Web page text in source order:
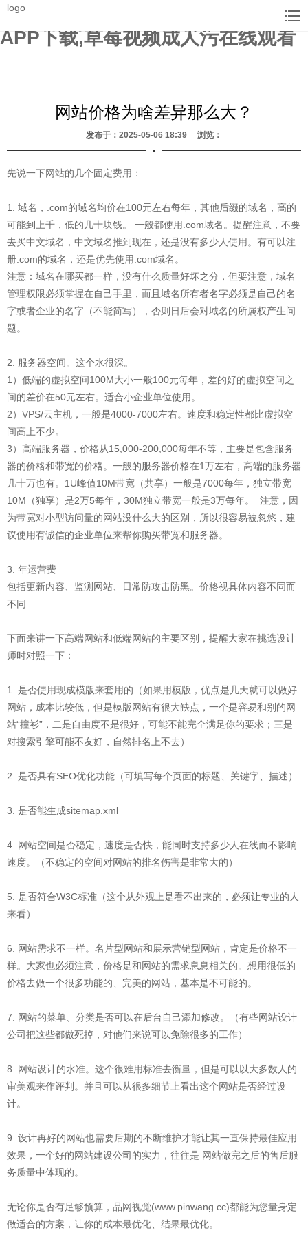
草莓视频色版APP下载,草莓视频在
APP下载,草莓视频成人污在线观看
logo
网站价格为啥差异那么大？
发布于：2025-05-06 18:39 浏览：
先说一下网站的几个固定费用：
1. 域名，.com的域名均价在100元左右每年，其他后缀的域名，高的
可能到上千，低的几十块钱。 一般都使用.com域名。提醒注意，不要
去买中文域名，中文域名推到现在，还是没有多少人使用。有可以注
册.com的域名，还是优先使用.com域名。
注意：域名在哪买都一样，没有什么质量好坏之分，但要注意，域名
管理权限必须掌握在自己手里，而且域名所有者名字必须是自己的名
字或者企业的名字（不能简写），否则日后会对域名的所属权产生问
题。
2. 服务器空间。这个水很深。
1）低端的虚拟空间100M大小一般100元每年，差的好的虚拟空间之
间的差价在50元左右。适合小企业单位使用。
2）VPS/云主机，一般是4000-7000左右。速度和稳定性都比虚拟空
间高上不少。
3）高端服务器，价格从15,000-200,000每年不等，主要是包含服务
器的价格和带宽的价格。一般的服务器价格在1万左右，高端的服务器
几十万也有。1U峰值10M带宽（共享）一般是7000每年，独立带宽
10M（独享）是2万5每年，30M独立带宽一般是3万每年。 注意，因
为带宽对小型访问量的网站没什么大的区别，所以很容易被忽悠，建
议使用有诚信的企业单位来帮你购买带宽和服务器。
3. 年运营费
包括更新内容、监测网站、日常防攻击防黑。价格视具体内容不同而
不同
下面来讲一下高端网站和低端网站的主要区别，提醒大家在挑选设计
师时对照一下：
1. 是否使用现成模版来套用的（如果用模版，优点是几天就可以做好
网站，成本比较低，但是模版网站有很大缺点，一个是容易和别的网
站“撞衫”，二是自由度不是很好，可能不能完全满足你的要求；三是
对搜索引擎可能不友好，自然排名上不去）
2. 是否具有SEO优化功能（可填写每个页面的标题、关键字、描述）
3. 是否能生成sitemap.xml
4. 网站空间是否稳定，速度是否快，能同时支持多少人在线而不影响
速度。（不稳定的空间对网站的排名伤害是非常大的）
5. 是否符合W3C标准（这个从外观上是看不出来的，必须让专业的人
来看）
6. 网站需求不一样。名片型网站和展示营销型网站，肯定是价格不一
样。大家也必须注意，价格是和网站的需求息息相关的。想用很低的
价格去做一个很多功能的、完美的网站，基本是不可能的。
7. 网站的菜单、分类是否可以在后台自己添加修改。（有些网站设计
公司把这些都做死掉，对他们来说可以免除很多的工作）
8. 网站设计的水准。这个很难用标准去衡量，但是可以以大多数人的
审美观来作评判。并且可以从很多细节上看出这个网站是否经过设
计。
9. 设计再好的网站也需要后期的不断维护才能让其一直保持最佳应用
效果，一个好的网站建设公司的实力，往往是 网站做完之后的售后服
务质量中体现的。
无论你是否有足够预算，品网视觉(www.pinwang.cc)都能为您量身定
做适合的方案，让你的成本最优化、结果最优化。